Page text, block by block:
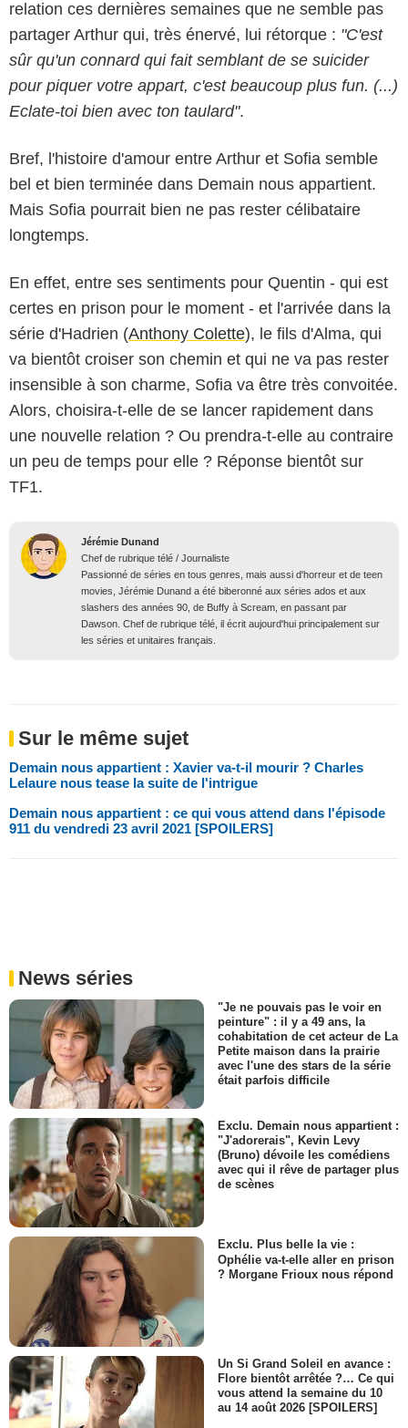
relation ces dernières semaines que ne semble pas
partager Arthur qui, très énervé, lui rétorque : "C'est
sûr qu'un connard qui fait semblant de se suicider
pour piquer votre appart, c'est beaucoup plus fun. (...)
Eclate-toi bien avec ton taulard".
Bref, l'histoire d'amour entre Arthur et Sofia semble
bel et bien terminée dans Demain nous appartient.
Mais Sofia pourrait bien ne pas rester célibataire
longtemps.
En effet, entre ses sentiments pour Quentin - qui est
certes en prison pour le moment - et l'arrivée dans la
série d'Hadrien (Anthony Colette), le fils d'Alma, qui
va bientôt croiser son chemin et qui ne va pas rester
insensible à son charme, Sofia va être très convoitée.
Alors, choisira-t-elle de se lancer rapidement dans
une nouvelle relation ? Ou prendra-t-elle au contraire
un peu de temps pour elle ? Réponse bientôt sur
TF1.
Jérémie Dunand
Chef de rubrique télé / Journaliste
Passionné de séries en tous genres, mais aussi d'horreur et de teen
movies, Jérémie Dunand a été biberonné aux séries ados et aux
slashers des années 90, de Buffy à Scream, en passant par
Dawson. Chef de rubrique télé, il écrit aujourd'hui principalement sur
les séries et unitaires français.
Sur le même sujet
Demain nous appartient : Xavier va-t-il mourir ? Charles
Lelaure nous tease la suite de l'intrigue
Demain nous appartient : ce qui vous attend dans l'épisode
911 du vendredi 23 avril 2021 [SPOILERS]
News séries
"Je ne pouvais pas le voir en
peinture" : il y a 49 ans, la
cohabitation de cet acteur de La
Petite maison dans la prairie
avec l'une des stars de la série
était parfois difficile
Exclu. Demain nous appartient :
"J'adorerais", Kevin Levy
(Bruno) dévoile les comédiens
avec qui il rêve de partager plus
de scènes
Exclu. Plus belle la vie :
Ophélie va-t-elle aller en prison
? Morgane Frioux nous répond
Un Si Grand Soleil en avance :
Flore bientôt arrêtée ?… Ce qui
vous attend la semaine du 10
au 14 août 2026 [SPOILERS]